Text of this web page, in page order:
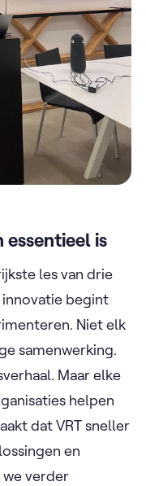
is
les van drie
innovatie begint
Niet elk
samenwerking.
Maar elke
helpen
dat VRT sneller
en
verder